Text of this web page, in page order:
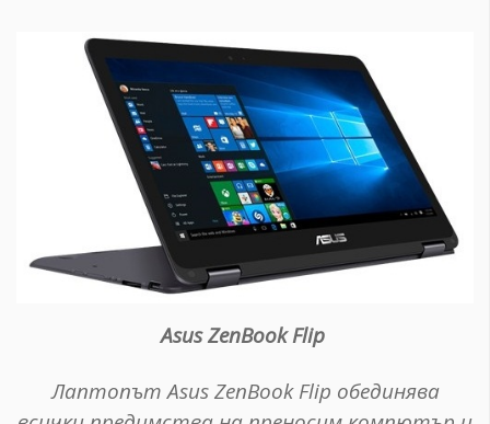
Asus ZenBook Flip
Лаптопът Asus ZenBook Flip обединява